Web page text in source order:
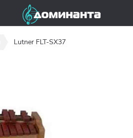
Lutner FLT-SX37